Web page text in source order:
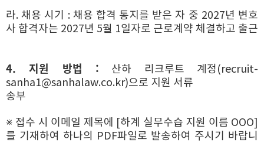
라. 채용 시기 : 채용 합격 통지를 받은 자 중 2027년 변호
사 합격자는 2027년 5월 1일자로 근로계약 체결하고 출근
4. 지원 방법 : 산하 리크루트 계정(recruit-
sanha1@sanhalaw.co.kr)으로 지원 서류
송부
※ 접수 시 이메일 제목에 [하계 실무수습 지원 이름 OOO]
를 기재하여 하나의
PDF파일로 발송하여 주시기 바랍니